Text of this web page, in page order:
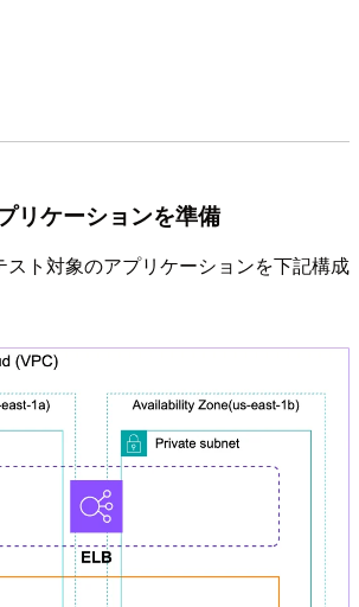
リケーションを準備
ト対象のアプリケーションを下記構成